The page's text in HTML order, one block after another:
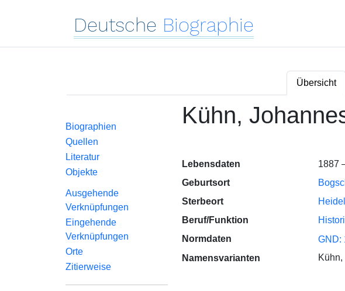
Deutsche Biographie
Übersicht
Biographien
Quellen
Literatur
Objekte
Ausgehende
Verknüpfungen
Eingehende
Verknüpfungen
Orte
Zitierweise
Kühn,
Lebensdaten
1887
Geburtsort
Sterbeort
Beruf/Funktion
Normdaten
GND:
Namensvarianten